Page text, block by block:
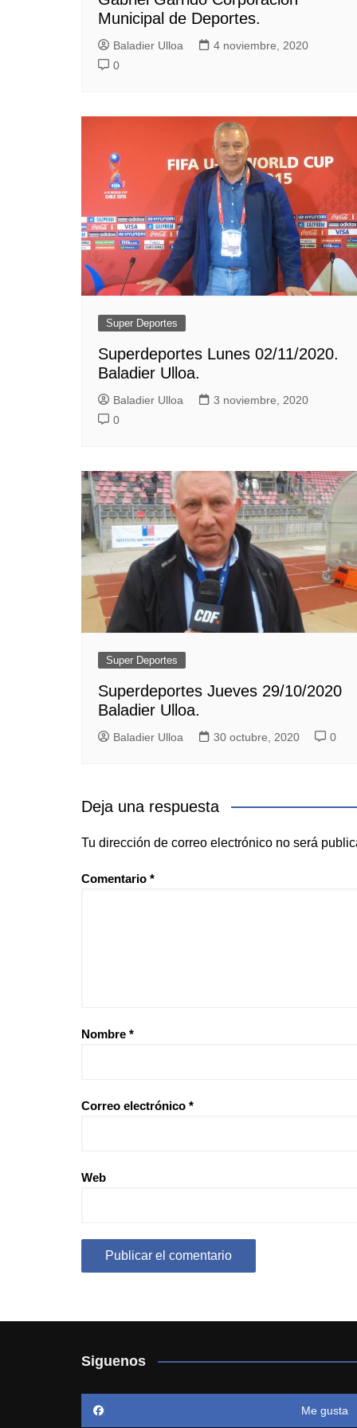
Municipal de Deportes.
Baladier Ulloa
4 noviembre, 2020
0
Super Deportes
Superdeportes Lunes 02/11/2020.
Baladier Ulloa.
Baladier Ulloa
3 noviembre, 2020
0
Super Deportes
Superdeportes Jueves 29/10/2020
Baladier Ulloa.
Baladier Ulloa 30 octubre, 2020 0
Deja una respuesta
Tu dirección de correo electrónico no será
Comentario *
Nombre *
Correo electrónico *
Web
Siguenos
Me gusta